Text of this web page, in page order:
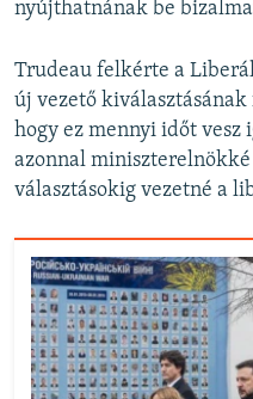
nyújthatnának be
Trudeau felkérte a
új vezető
hogy ez mennyi időt vesz
azonnal
választásokig vezetné a